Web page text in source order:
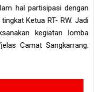
hal partisipasi dengan
Ketua RT- RW. Jadi
kegiatan lomba
Camat Sangkarrang.